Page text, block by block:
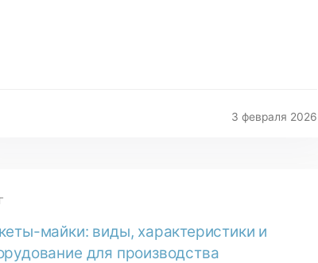
3 февраля 2026
майки: виды, характеристики и
для производства